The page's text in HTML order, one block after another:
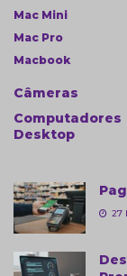
Mac Mini
Mac Pro
Macbook
Câmeras
Computadores
Desktop
27